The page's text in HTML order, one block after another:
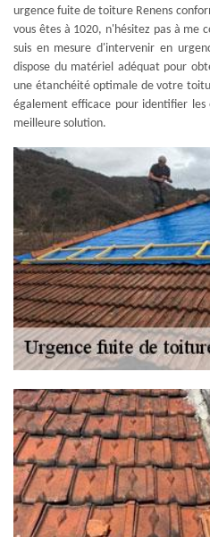
urgence fuite de toiture Renens
vous êtes à 1020, n'hésitez pas à me
suis en mesure d'intervenir en
dispose du matériel adéquat pour
une étanchéité optimale de votre
également efficace pour identifier
meilleure solution.